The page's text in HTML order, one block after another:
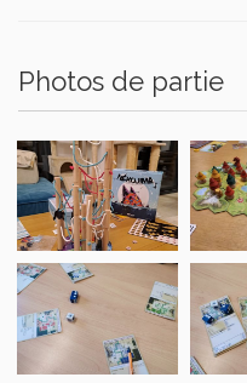
Photos de partie